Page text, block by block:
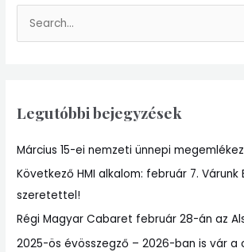
e
c
f
o
r
:
Legutóbbi bejegyzések
Március 15-ei nemzeti ünnepi
Következő HMI alkalom: február 7. Várunk
szeretettel!
Régi Magyar Cabaret február 28-án az
2025-ös évösszegző – 2026-ban is vár a